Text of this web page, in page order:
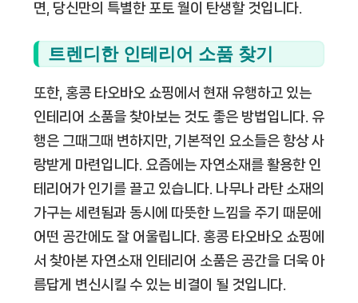
면, 당신만의 특별한 포토 월이 탄생할 것입니다.
트렌디한 인테리어 소품 찾기
또한, 홍콩 타오바오 쇼핑에서 현재 유행하고 있는
인테리어 소품을 찾아보는 것도 좋은 방법입니다. 유
행은 그때그때 변하지만, 기본적인 요소들은 항상 사
랑받게 마련입니다. 요즘에는 자연소재를 활용한 인
테리어가 인기를 끌고 있습니다. 나무나 라탄 소재의
가구는 세련됨과 동시에 따뜻한 느낌을 주기 때문에
어떤 공간에도 잘 어울립니다. 홍콩 타오바오 쇼핑에
서 찾아본 자연소재 인테리어 소품은 공간을 더욱 아
름답게 변신시킬 수 있는 비결이 될 것입니다.